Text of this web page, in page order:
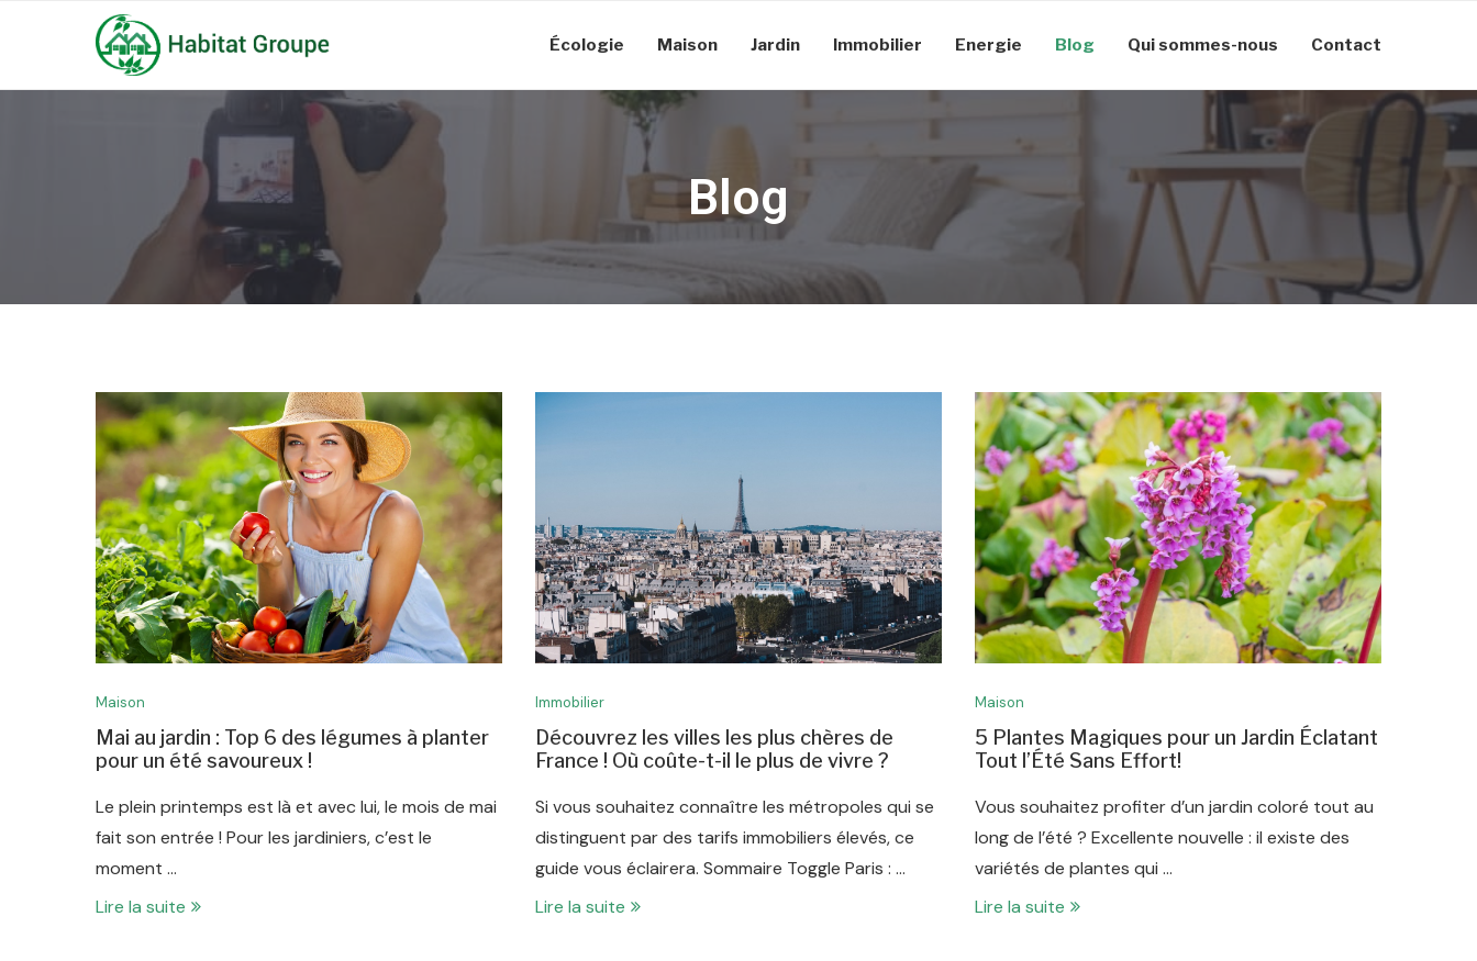
Écologie Maison Jardin Immobilier Energie Blog Qui sommes-nous Contact
Blog
Maison
Mai au jardin : Top 6 des légumes à planter
pour un été savoureux !
Le plein printemps est là et avec lui, le mois de mai
fait son entrée ! Pour les jardiniers, c’est le
moment …
Lire la suite
Immobilier
Découvrez les villes les plus chères de
France ! Où coûte-t-il le plus de vivre ?
Si vous souhaitez connaître les métropoles qui se
distinguent par des tarifs immobiliers élevés, ce
guide vous éclairera. Sommaire Toggle Paris : …
Lire la suite
Maison
5 Plantes Magiques pour un Jardin Éclatant
Tout l’Été Sans Effort!
Vous souhaitez profiter d’un jardin coloré tout au
long de l’été ? Excellente nouvelle : il existe des
variétés de plantes qui …
Lire la suite